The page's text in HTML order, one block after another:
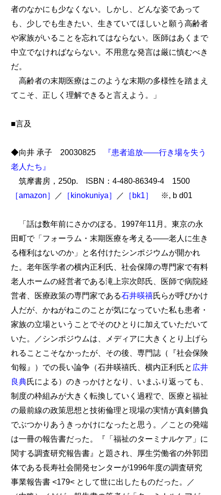
者のなかにも少なくない。しかし、どんな姿であって
も、少しでも生きたい、生きていてほしいと願う高齢者
や家族がいることを忘れてはならない。医師はあくまで
中立でなければならない。不用意な発言は厳に慎むべき
だ。
高齢者の末期医療はこのような末期の多様性を踏まえ
てこそ、正しく理解できると言えよう。」
■言及
◆向井 承子 20030825
『患者追放――行き場を失う
老人たち』
筑摩書房，250p. ISBN：4-480-86349-4 1500
［amazon］
／ ［kinokuniya］ ／ ［bk1］ ※, b d01
「話は数年前にさかのぼる。1997年11月。東京の永
田町で「フォーラム・末期医療を考える――老人に生き
る権利はないのか」と名付けたシンポジウムが開かれ
た。老年医学者の横内正利氏、社会保障の専門家で有料
老人ホームの経営者である滝上宗次郎氏、医師で病院経
営者、医療政策の専門家である石井暎禧氏らが呼びかけ
人だが、かねがねこのことが気になっていた私も患者・
家族の立場ということでそのひとりに加えていただいて
いた。／シンポジウムは、メディアに大きくとり上げら
れることこそなかったが、その後、専門誌（『社会保険
旬報』）での長い論争（石井暎禧氏、横内正利氏と 広井
良典氏による）のきっかけとなり、いまふり返っても、
制度の枠組みが大きく転換していく過程で、医療と福祉
の最前線の政策思想と技術倫理と現場の実情が真剣勝負
でぶつかりあうきっかけになったと思う。／ことの発端
は一冊の報告書だった。『「福祉のターミナルケア」に
関する調査研究報告書』と題され、厚生労働省の外郭団
体である長寿社会開発センターが1996年度の調査研究
事業報告書 <179< として世に出したものだった。／